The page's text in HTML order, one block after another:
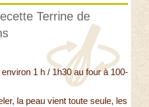
Terrine de
1 h / 1h30 au four à 100-
la peau vient toute seule, les